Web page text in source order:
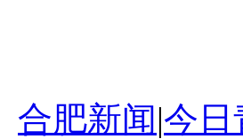
合肥新闻|今日